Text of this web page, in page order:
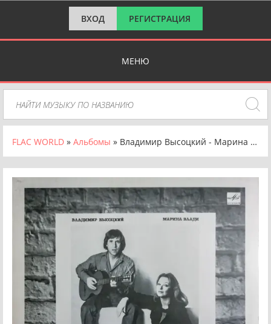
ВХОД РЕГИСТРАЦИЯ
МЕНЮ
FLAC WORLD » Альбомы » Владимир Высоцкий - Марина Влади (1987)